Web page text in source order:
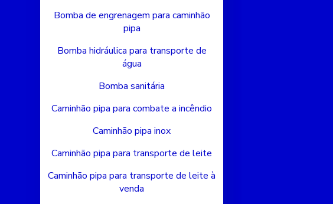
Bomba de engrenagem para caminhão
pipa
Bomba hidráulica para transporte de
água
Bomba sanitária
Caminhão pipa para combate a incêndio
Caminhão pipa inox
Caminhão pipa para transporte de leite
Caminhão pipa para transporte de leite à
venda